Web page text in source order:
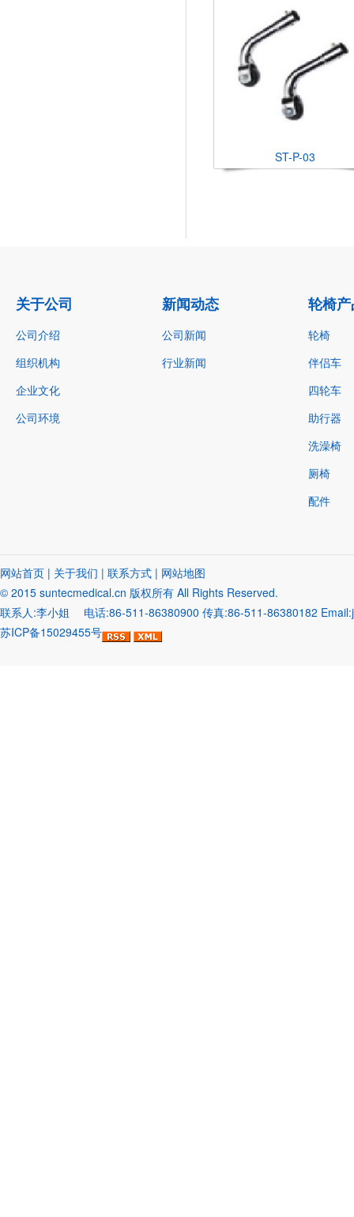
ST-P-03
关于公司
公司介绍
组织机构
企业文化
公司环境
新闻动态
公司新闻
行业新闻
轮椅
轮椅
伴侣车
四轮车
助行器
洗澡椅
厕椅
配件
网站首页 | 关于我们 | 联系方式 | 网站地图
© 2015 suntecmedical.cn 版权所有 All Rights Reserved.
联系人:李小姐 电话:86-511-86380900 传真:86-511-86380182
苏ICP备15029455号